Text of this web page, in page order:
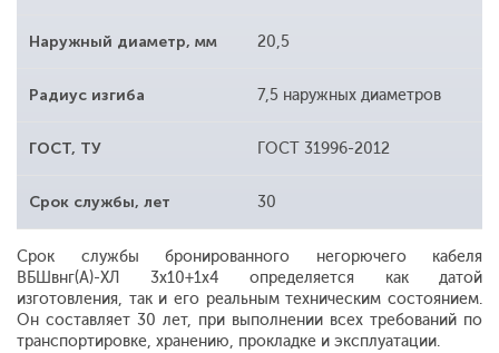
Наружный диаметр, мм 20,5
Радиус изгиба 7,5 наружных диаметров
ГОСТ, ТУ ГОСТ 31996-2012
Срок службы, лет 30
Срок службы бронированного негорючего кабеля
ВБШвнг(А)-ХЛ 3x10+1x4 определяется как датой
изготовления, так и его реальным техническим состоянием.
Он составляет 30 лет, при выполнении всех требований по
транспортировке, хранению, прокладке и эксплуатации.